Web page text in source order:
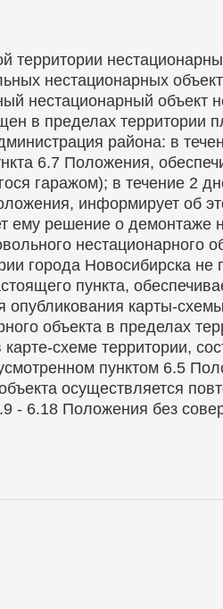
нестационарных
нестационарный объект
в пределах территории
района: в
6.7 Положения,
гаражом); в течение 2
информирует об
ему решение о демонтаже
нестационарного
города Новосибирска не
пункта,
опубликования карты-
объекта в пределах
схеме территории,
пунктом 6.5
осуществляется
- 6.18 Положения без